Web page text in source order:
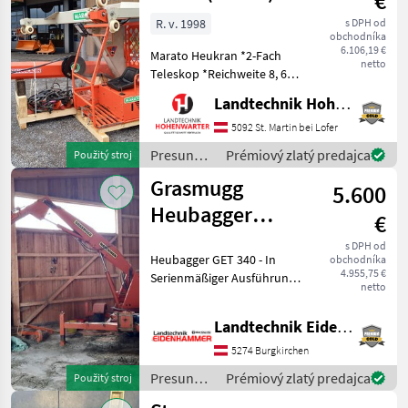
Použitý stroj
s DPH od
obchodníka
6.106,19 €
netto
R. v. 1998
Marato Heukran *2-Fach
Teleskop *Reichweite 8, 6m
*GreiferHochstellung
*Heuzange 80cm
*Stromkabel fliegend
*Spurweite 2m *4mto
Nachstehend finden Sie
ähnliche Suchbe
Landtechnik Hohenwarter GmbH
5092 St. Martin bei Lofer
Presun
materiálu
/ Maraton
Prémiový zlatý predajca
Použitý stroj
Grasmugg
Heubagger
5.600
€
s DPH od
obchodníka
4.955,75 €
netto
Heubagger GET 340 - In
Serienmäßiger Ausführung -
Reichweite ca 8 m - Greifer -
Zugdeichsel Standort noc
Landtechnik Eidenhammer GmbH
5274 Burgkirchen
Presun
materiálu
Prémiový zlatý predajca